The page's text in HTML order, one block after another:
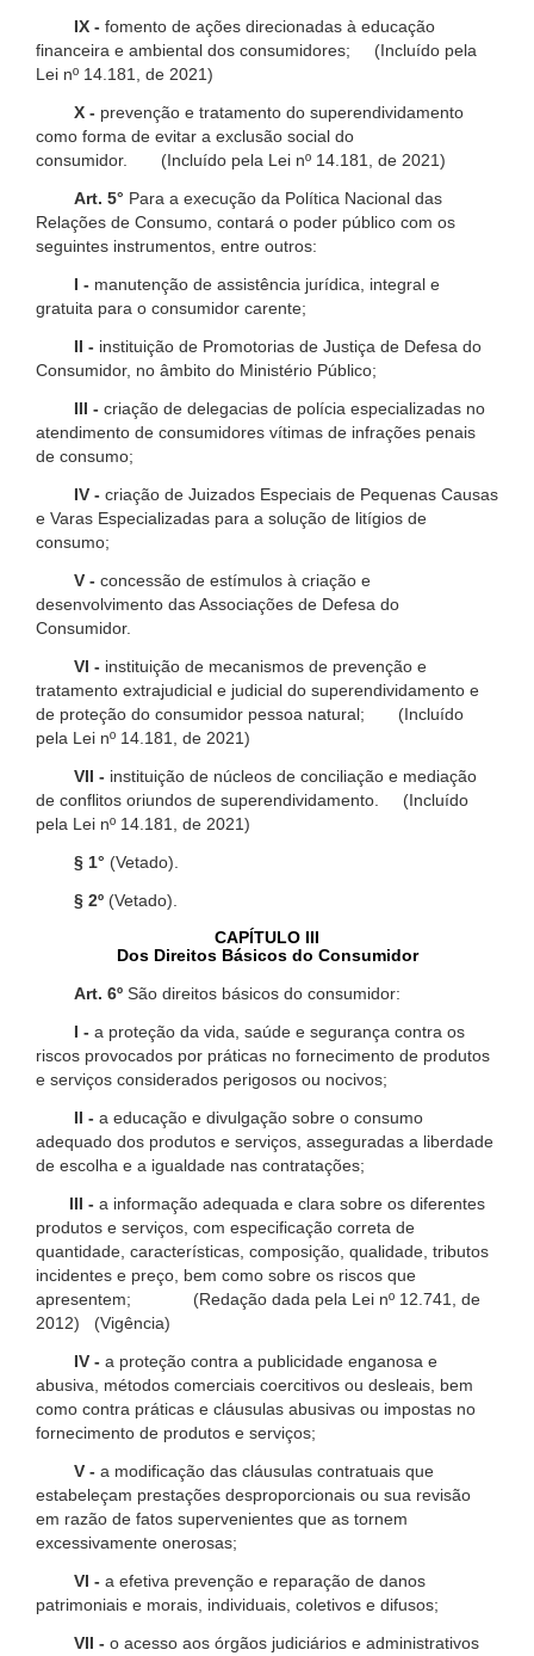
IX - fomento de ações direcionadas à educação
financeira e ambiental dos consumidores; (Incluído pela
Lei nº 14.181, de 2021)
X - prevenção e tratamento do superendividamento
como forma de evitar a exclusão social do
consumidor. (Incluído pela Lei nº 14.181, de 2021)
Art. 5° Para a execução da Política Nacional das
Relações de Consumo, contará o poder público com os
seguintes instrumentos, entre outros:
I - manutenção de assistência jurídica, integral e
gratuita para o consumidor carente;
II - instituição de Promotorias de Justiça de Defesa do
Consumidor, no âmbito do Ministério Público;
III - criação de delegacias de polícia especializadas no
atendimento de consumidores vítimas de infrações penais
de consumo;
IV - criação de Juizados Especiais de Pequenas Causas
e Varas Especializadas para a solução de litígios de
consumo;
V - concessão de estímulos à criação e
desenvolvimento das Associações de Defesa do
Consumidor.
VI - instituição de mecanismos de prevenção e
tratamento extrajudicial e judicial do superendividamento e
de proteção do consumidor pessoa natural; (Incluído
pela Lei nº 14.181, de 2021)
VII - instituição de núcleos de conciliação e mediação
de conflitos oriundos de superendividamento. (Incluído
pela Lei nº 14.181, de 2021)
§ 1° (Vetado).
§ 2º (Vetado).
CAPÍTULO III
Dos Direitos Básicos do Consumidor
Art. 6º São direitos básicos do consumidor:
I - a proteção da vida, saúde e segurança contra os
riscos provocados por práticas no fornecimento de produtos
e serviços considerados perigosos ou nocivos;
II - a educação e divulgação sobre o consumo
adequado dos produtos e serviços, asseguradas a liberdade
de escolha e a igualdade nas contratações;
III - a informação adequada e clara sobre os diferentes
produtos e serviços, com especificação correta de
quantidade, características, composição, qualidade, tributos
incidentes e preço, bem como sobre os riscos que
apresentem; (Redação dada pela Lei nº 12.741, de
2012) (Vigência)
IV - a proteção contra a publicidade enganosa e
abusiva, métodos comerciais coercitivos ou desleais, bem
como contra práticas e cláusulas abusivas ou impostas no
fornecimento de produtos e serviços;
V - a modificação das cláusulas contratuais que
estabeleçam prestações desproporcionais ou sua revisão
em razão de fatos supervenientes que as tornem
excessivamente onerosas;
VI - a efetiva prevenção e reparação de danos
patrimoniais e morais, individuais, coletivos e difusos;
VII - o acesso aos órgãos judiciários e administrativos